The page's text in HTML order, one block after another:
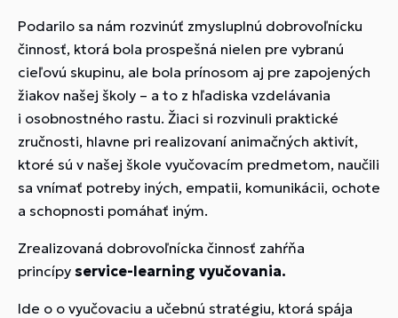
Podarilo sa nám rozvinúť zmysluplnú dobrovoľnícku
činnosť, ktorá bola prospešná nielen pre vybranú
cieľovú skupinu, ale bola prínosom aj pre zapojených
žiakov našej školy – a to z hľadiska vzdelávania
i osobnostného rastu. Žiaci si rozvinuli praktické
zručnosti, hlavne pri realizovaní animačných aktivít,
ktoré sú v našej škole vyučovacím predmetom, naučili
sa vnímať potreby iných, empatii, komunikácii, ochote
a schopnosti pomáhať iným.
Zrealizovaná dobrovoľnícka činnosť zahŕňa
princípy service-learning vyučovania.
Ide o o vyučovaciu a učebnú stratégiu, ktorá spája